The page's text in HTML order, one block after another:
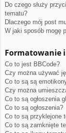
Do czego służy
tematu?
Dlaczego mój post
W jaki sposób mogę
Formatowanie
Co to jest BBCode?
Czy można używać
Co to są są
Czy można
Co to są ogłoszenia
Co to są ogłoszenia?
Co to są przyklejone
Co to są zamknięte